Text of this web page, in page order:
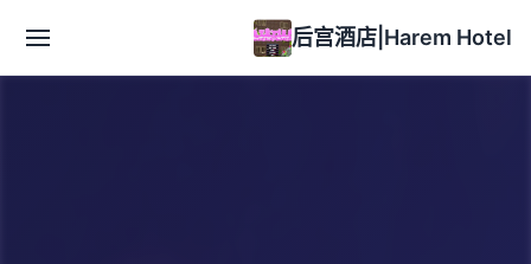
后宫酒店|Harem Hotel